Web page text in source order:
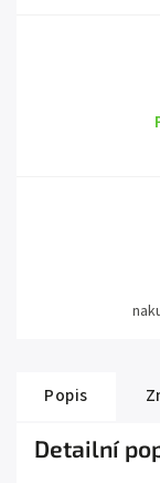
Popis
Detailní